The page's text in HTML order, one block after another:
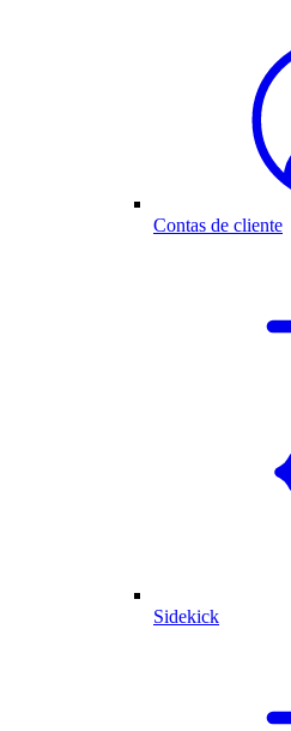
Contas de cliente
Sidekick